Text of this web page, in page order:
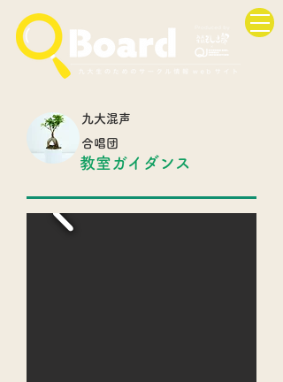
九大混声
合唱団
教室ガイダンス